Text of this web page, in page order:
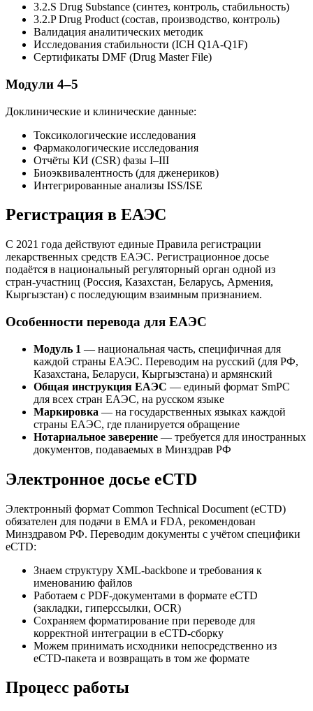
3.2.S Drug Substance (синтез, контроль, стабильность)
3.2.P Drug Product (состав, производство, контроль)
Валидация аналитических методик
Исследования стабильности (ICH Q1A-Q1F)
Сертификаты DMF (Drug Master File)
Модули 4–5
Доклинические и клинические данные:
Токсикологические исследования
Фармакологические исследования
Отчёты КИ (CSR) фазы I–III
Биоэквивалентность (для дженериков)
Интегрированные анализы ISS/ISE
Регистрация в ЕАЭС
С 2021 года действуют единые Правила регистрации
лекарственных средств ЕАЭС. Регистрационное досье
подаётся в национальный регуляторный орган одной из
стран-участниц (Россия, Казахстан, Беларусь, Армения,
Кыргызстан) с последующим взаимным признанием.
Особенности перевода для ЕАЭС
Модуль 1 — национальная часть, специфичная для
каждой страны ЕАЭС. Переводим на русский (для РФ,
Казахстана, Беларуси, Кыргызстана) и армянский
Общая инструкция ЕАЭС — единый формат SmPC
для всех стран ЕАЭС, на русском языке
Маркировка — на государственных языках каждой
страны ЕАЭС, где планируется обращение
Нотариальное заверение — требуется для иностранных
документов, подаваемых в Минздрав РФ
Электронное досье eCTD
Электронный формат Common Technical Document (eCTD)
обязателен для подачи в EMA и FDA, рекомендован
Минздравом РФ. Переводим документы с учётом специфики
eCTD:
Знаем структуру XML-backbone и требования к
именованию файлов
Работаем с PDF-документами в формате eCTD
(закладки, гиперссылки, OCR)
Сохраняем форматирование при переводе для
корректной интеграции в eCTD-сборку
Можем принимать исходники непосредственно из
eCTD-пакета и возвращать в том же формате
Процесс работы